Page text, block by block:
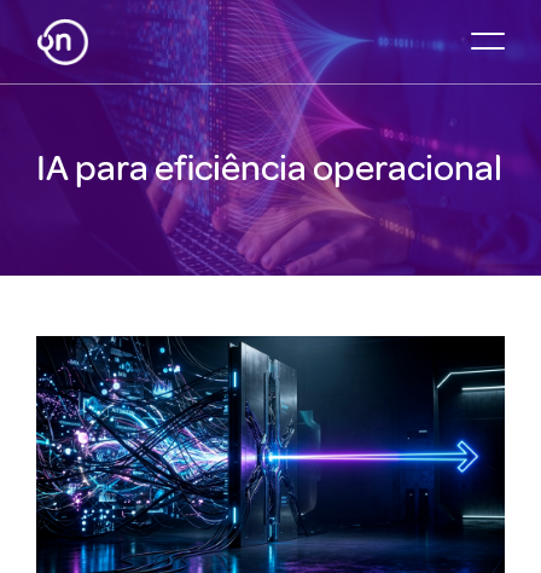
IA para eficiência operacional